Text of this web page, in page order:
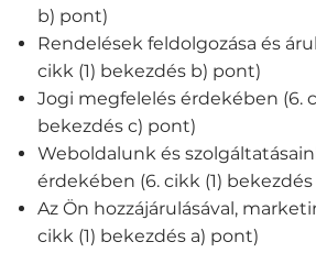
b) pont)
Rendelések feldolgozása és
cikk (1) bekezdés b) pont)
Jogi megfelelés érdekében (6.
bekezdés c) pont)
Weboldalunk és
érdekében (6. cikk (1)
Az Ön hozzájárulásával,
cikk (1) bekezdés a) pont)